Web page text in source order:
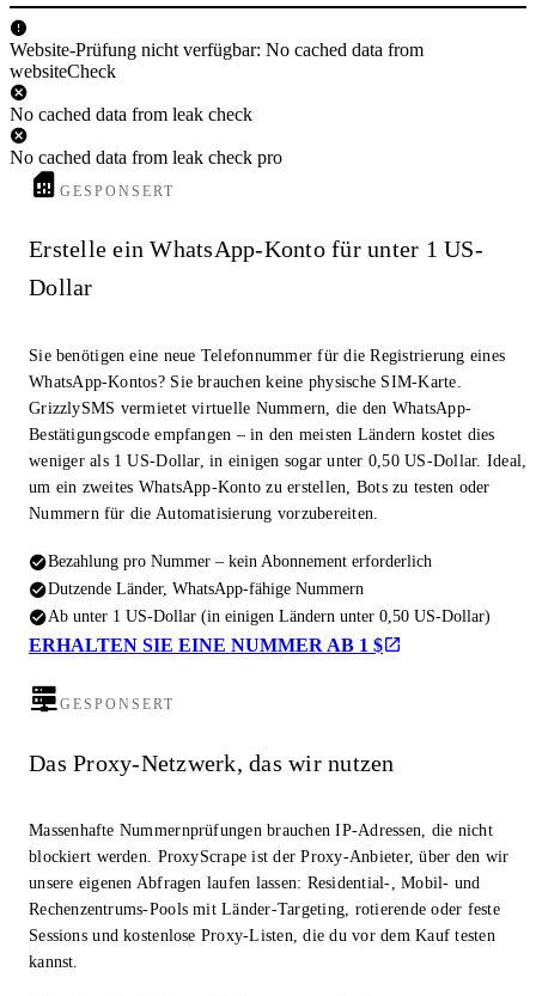
Website-Prüfung nicht verfügbar: No cached data from
websiteCheck
No cached data from leak check
No cached data from leak check pro
GESPONSERT
Erstelle ein WhatsApp-Konto für unter 1 US-
Dollar
Sie benötigen eine neue Telefonnummer für die Registrierung eines
WhatsApp-Kontos? Sie brauchen keine physische SIM-Karte.
GrizzlySMS vermietet virtuelle Nummern, die den WhatsApp-
Bestätigungscode empfangen – in den meisten Ländern kostet dies
weniger als 1 US-Dollar, in einigen sogar unter 0,50 US-Dollar. Ideal,
um ein zweites WhatsApp-Konto zu erstellen, Bots zu testen oder
Nummern für die Automatisierung vorzubereiten.
Bezahlung pro Nummer – kein Abonnement erforderlich
Dutzende Länder, WhatsApp-fähige Nummern
Ab unter 1 US-Dollar (in einigen Ländern unter 0,50 US-Dollar)
ERHALTEN SIE EINE NUMMER AB 1 $
GESPONSERT
Das Proxy-Netzwerk, das wir nutzen
Massenhafte Nummernprüfungen brauchen IP-Adressen, die nicht
blockiert werden. ProxyScrape ist der Proxy-Anbieter, über den wir
unsere eigenen Abfragen laufen lassen: Residential-, Mobil- und
Rechenzentrums-Pools mit Länder-Targeting, rotierende oder feste
Sessions und kostenlose Proxy-Listen, die du vor dem Kauf testen
kannst.